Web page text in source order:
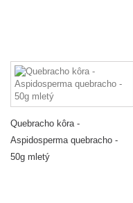
Quebracho kôra -
Aspidosperma quebracho -
50g mletý